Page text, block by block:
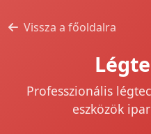
Vissza a főoldalra
Professzionális
eszközök